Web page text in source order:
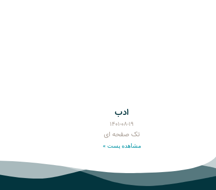
ادب
۱۴۰۱-۰۸-۱۹
تک صفحه ای
مشاهده پست »